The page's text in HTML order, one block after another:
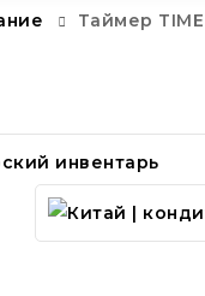
Таймер TIME
инвентарь